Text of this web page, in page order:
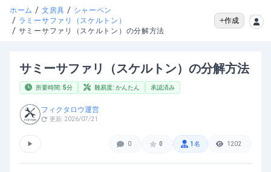
ホーム / 文房具 / シャーペン
/ ラミーサファリ（スケルトン）
/ サミーサファリ（スケルトン）の分解方法
作成
サミーサファリ（スケルトン）の分解方法
所要時間: 5分 難易度: かんたん 承認済み
フィクタロウ運営
更新: 2026/07/21
▶ 0 0 1 名 1202